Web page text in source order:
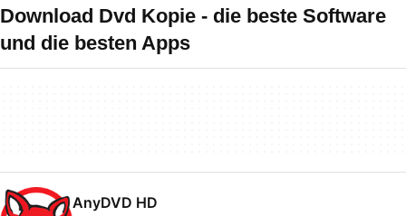
Download Dvd Kopie - die beste Software
und die besten Apps
AnyDVD HD